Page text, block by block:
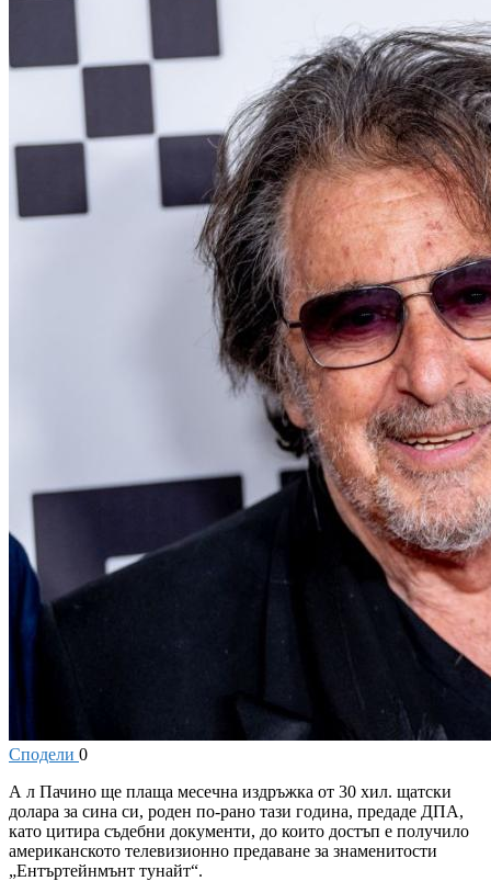
Сподели 0
А л Пачино ще плаща месечна издръжка от 30 хил. щатски
долара за сина си, роден по-рано тази година, предаде ДПА,
като цитира съдебни документи, до които достъп е получило
американското телевизионно предаване за знаменитости
„Ентъртейнмънт тунайт“.